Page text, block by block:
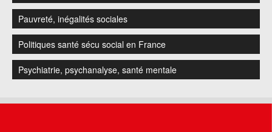
Pauvreté, inégalités sociales
Politiques santé sécu social en France
Psychiatrie, psychanalyse, santé mentale